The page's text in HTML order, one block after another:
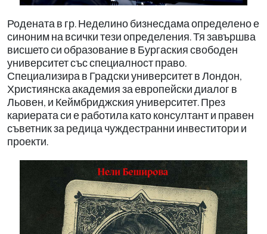
Родената в гр. Неделино бизнесдама определено е
синоним на всички тези определения. Тя завършва
висшето си образование в Бургаския свободен
университет със специалност право.
Специализира в Градски университет в Лондон,
Християнска академия за европейски диалог в
Льовен, и Кеймбриджския университет. През
кариерата си е работила като консултант и правен
съветник за редица чуждестранни инвеститори и
проекти.